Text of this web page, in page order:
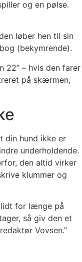
og en pølse.
løber hen til sin
(bekymrende).
22” – hvis den farer
på skærmen,
din hund ikke er
underholdende.
den altid virker
klummer og
lidt for længe på
så giv den et
Vovsen.”